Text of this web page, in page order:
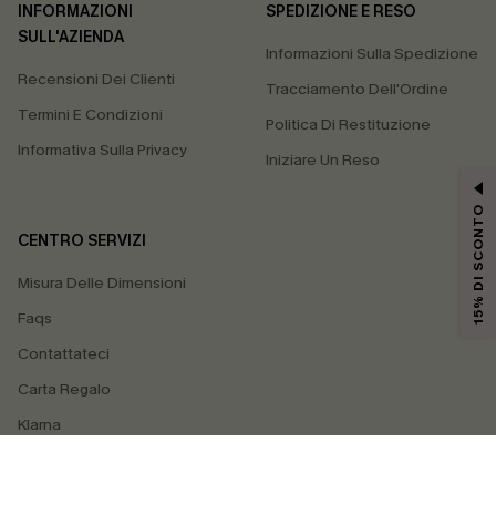
INFORMAZIONI
SULL'AZIENDA
Recensioni Dei Clienti
Termini E Condizioni
Informativa Sulla Privacy
SPEDIZIONE E RESO
Informazioni Sulla Spedizione
Tracciamento Dell'Ordine
Politica Di Restituzione
Iniziare Un Reso
CENTRO SERVIZI
Misura Delle Dimensioni
Faqs
Contattateci
Carta Regalo
Klarna
15% DI SCONTO